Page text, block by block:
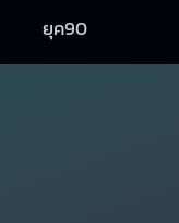
ยุค90